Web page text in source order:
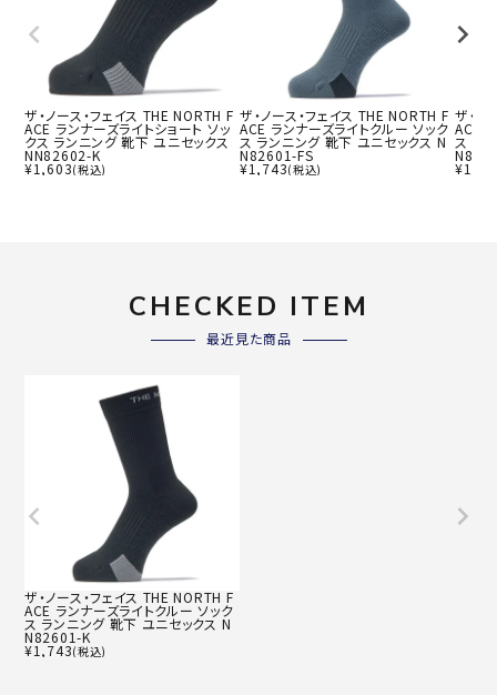
ザ・ノース・フェイス THE NORTH F
ACE ランナーズライトショート ソッ
クス ランニング 靴下 ユニセックス
NN82602-K
¥1,603(税込)
ザ・ノース・フェイス THE NORTH F
ACE ランナーズライトクルー ソック
ス ランニング 靴下 ユニセックス N
N82601-FS
¥1,743(税込)
ザ・ノ
ACE
ス ラ
¥
CHECKED ITEM
最近見た商品
ザ・ノース・フェイス THE NORTH F
ACE ランナーズライトクルー ソック
ス ランニング 靴下 ユニセックス N
N82601-K
¥1,743(税込)